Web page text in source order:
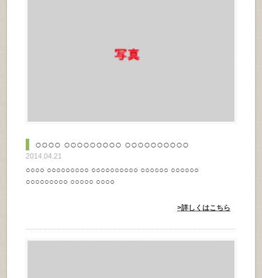
○○○○ ○○○○○○○○○ ○○○○○○○○○○
2014.04.21
○○○○ ○○○○○○○○○ ○○○○○○○○○○ ○○○○○○ ○○○○○○
○○○○○○○○○ ○○○○○ ○○○○
>詳しくはこちら